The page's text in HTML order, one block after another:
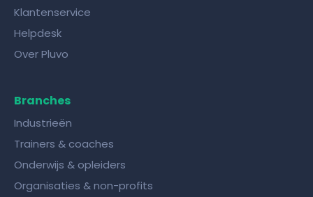
Klantenservice
Helpdesk
Over Pluvo
Branches
Industrieën
Trainers & coaches
Onderwijs & opleiders
Organisaties & non-profits